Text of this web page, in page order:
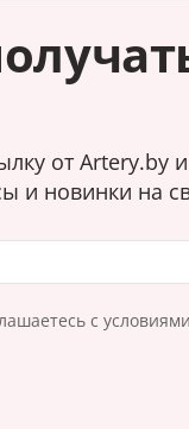
от Artery.by
и новинки на
с